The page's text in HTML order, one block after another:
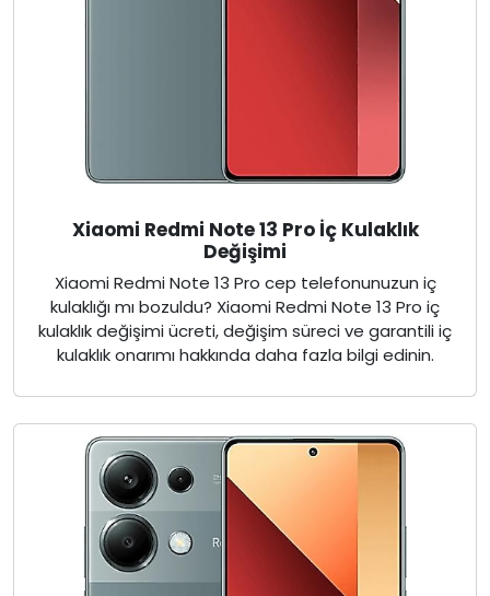
Xiaomi Redmi Note 13 Pro İç Kulaklık
Değişimi
Xiaomi Redmi Note 13 Pro cep telefonunuzun iç
kulaklığı mı bozuldu? Xiaomi Redmi Note 13 Pro iç
kulaklık değişimi ücreti, değişim süreci ve garantili iç
kulaklık onarımı hakkında daha fazla bilgi edinin.